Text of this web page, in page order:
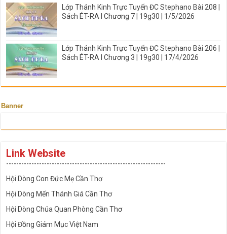
Lớp Thánh Kinh Trực Tuyến ĐC Stephano Bài 208 |
Sách ÉT-RA I Chương 7 | 19g30 | 1/5/2026
Lớp Thánh Kinh Trực Tuyến ĐC Stephano Bài 206 |
Sách ÉT-RA I Chương 3 | 19g30 | 17/4/2026
Banner
Link Website
---------------------------------------------------------------
Hội Dòng Con Đức Mẹ Cần Thơ
Hội Dòng Mến Thánh Giá Cần Thơ
Hội Dòng Chúa Quan Phòng Cần Thơ
Hội Đồng Giám Mục Việt Nam